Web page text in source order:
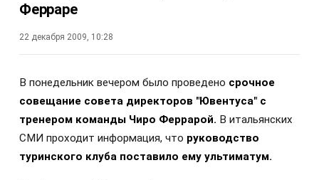
Ферраре
22 декабря 2009, 10:28
В понедельник вечером было проведено срочное
совещание совета директоров "Ювентуса" с
тренером команды Чиро Феррарой. В итальянских
СМИ проходит информация, что руководство
туринского клуба поставило ему ультиматум.